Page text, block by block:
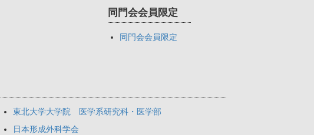
同門会会員限定
同門会会員限定
東北大学大学院 医学系研究科・医学部
日本形成外科学会